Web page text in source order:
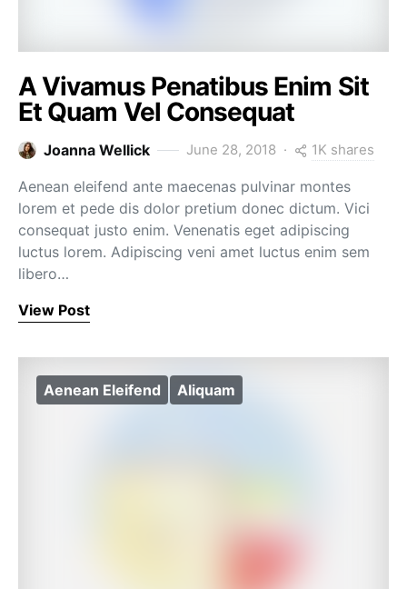
A Vivamus Penatibus Enim Sit
Et Quam Vel Consequat
Joanna Wellick June 28, 2018 1K shares
Aenean eleifend ante maecenas pulvinar montes
lorem et pede dis dolor pretium donec dictum. Vici
consequat justo enim. Venenatis eget adipiscing
luctus lorem. Adipiscing veni amet luctus enim sem
libero…
View Post
Aenean Eleifend Aliquam